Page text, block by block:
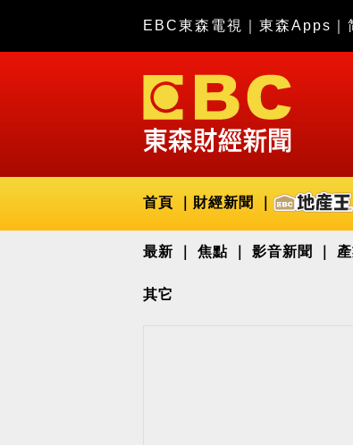
EBC東森電視 東森Apps
首頁 財經新聞
最新 焦點 影音新聞
其它